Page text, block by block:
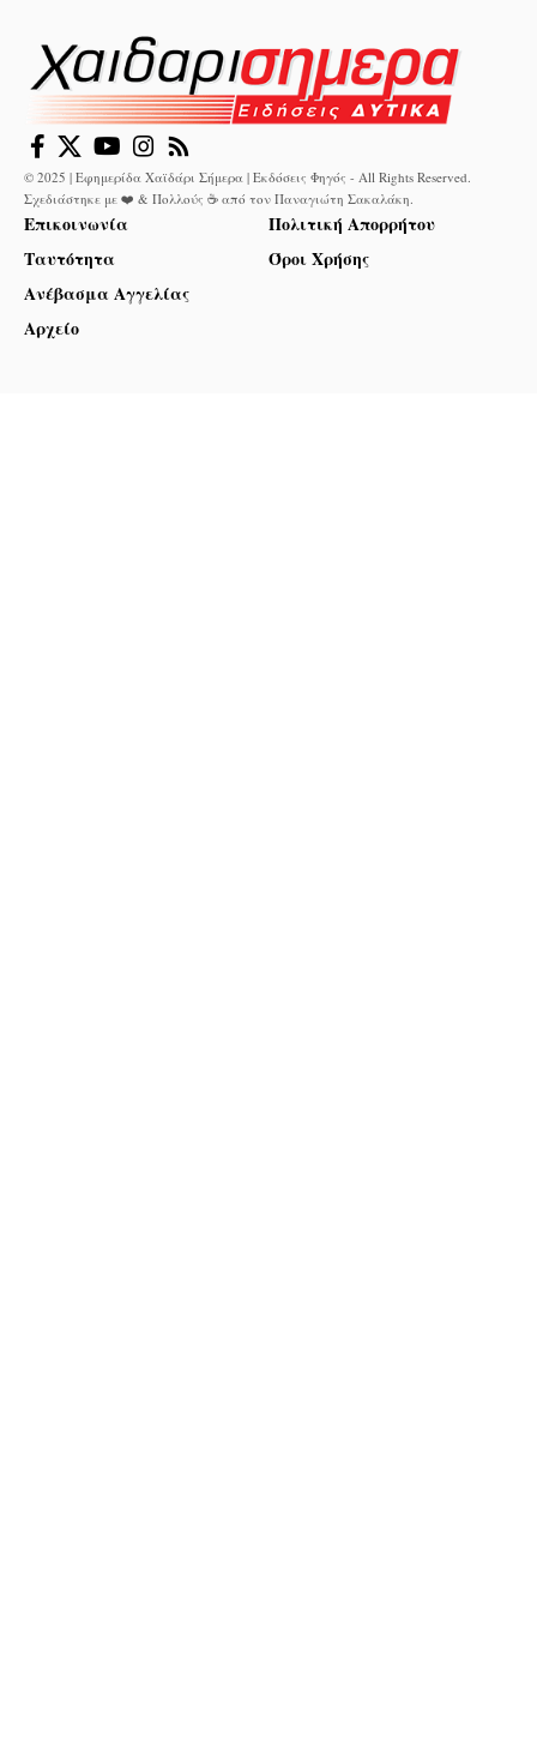
© 2025 | Εφημερίδα Χαϊδάρι Σήμερα | Εκδόσεις Φηγός - All Rights Reserved.
Σχεδιάστηκε με ❤️ & Πολλούς ☕ από τον Παναγιώτη Σακαλάκη
Επικοινωνία
Ταυτότητα
Ανέβασμα Αγγελίας
Αρχείο
Πολιτική Απορρήτου
Όροι Χρήσης